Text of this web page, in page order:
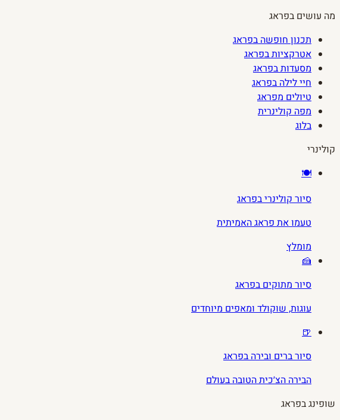
מה עושים בפראג
תכנון חופשה בפראג
אטרקציות בפראג
מסעדות בפראג
חיי לילה בפראג
טיולים מפראג
מפה קולינרית
בלוג
קולינרי
🍽️
סיור קולינרי בפראג
טעמו את פראג האמיתית
מומלץ
🍰
סיור מתוקים בפראג
עוגות, שוקולד ומאפים מיוחדים
🍺
סיור ברים ובירה בפראג
הבירה הצ׳כית הטובה בעולם
שופינג בפראג